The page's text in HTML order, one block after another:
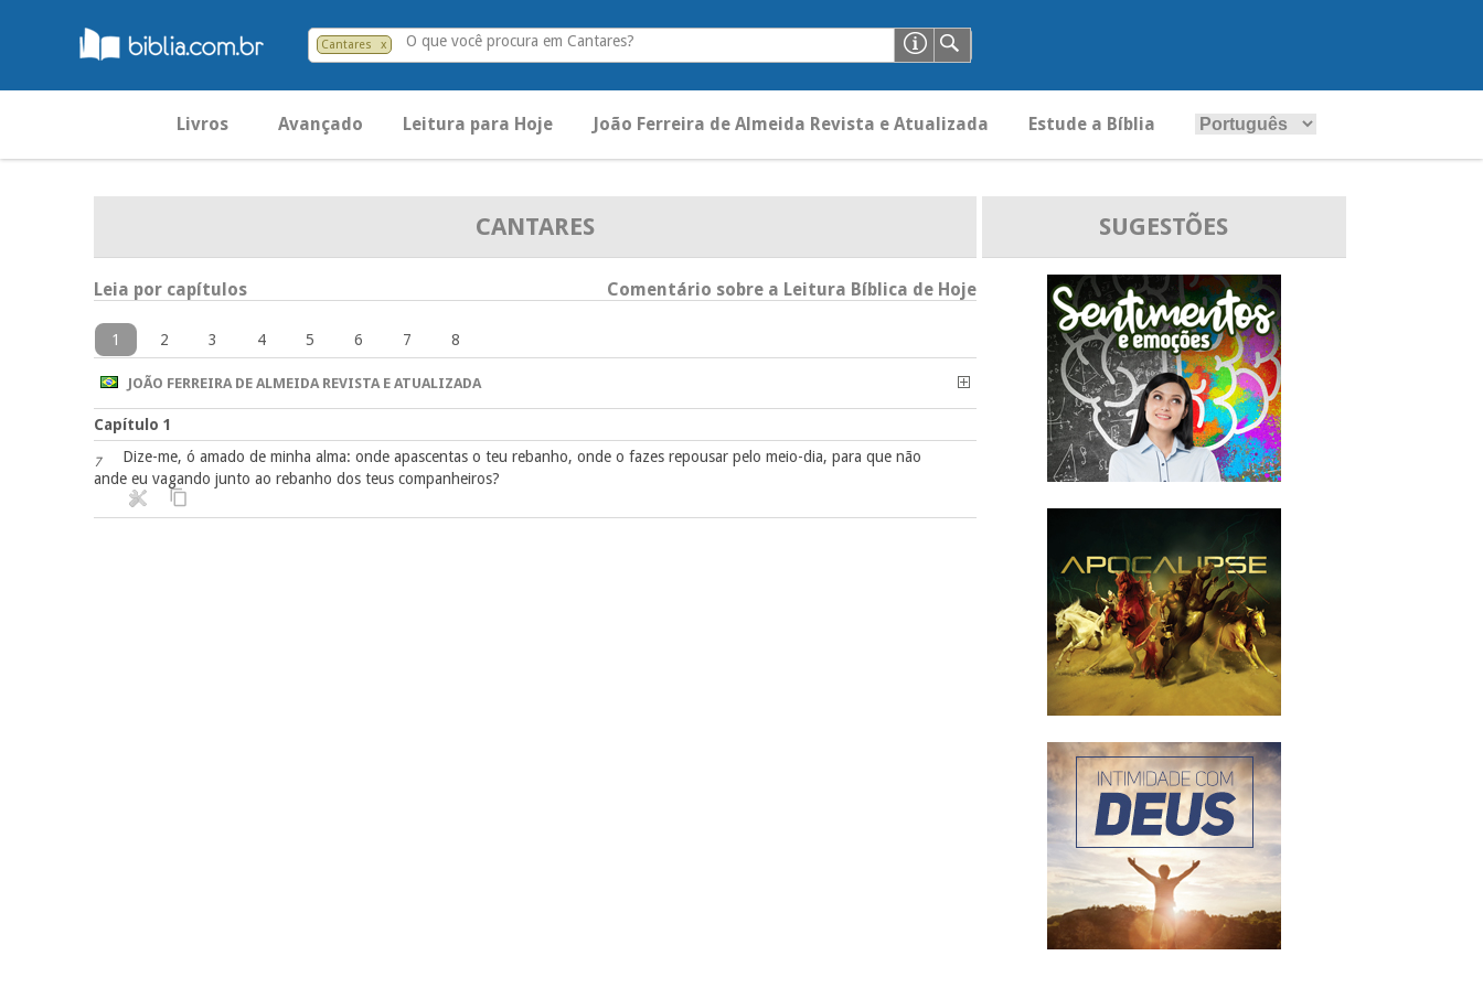
Cantares x O que você procura em Cantares?
Livros Avançado Leitura para Hoje João Ferreira de Almeida Revista e Atualizada Estude a Bíblia
CANTARES
Leia por capítulos Comentário sobre a Leitura Bíblica de Hoje
1 2 3 4 5 6 7 8
JOÃO FERREIRA DE ALMEIDA REVISTA E ATUALIZADA
Capítulo 1
7
Dize-me, ó amado de minha alma: onde apascentas o teu rebanho, onde o fazes repousar pelo meio-dia, para que não
ande eu vagando junto ao rebanho dos teus companheiros?
SUGESTÕES